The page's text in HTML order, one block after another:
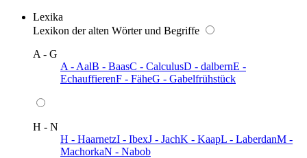
Lexika
Lexikon der alten Wörter und Begriffe
A - G
A - AalB - BaasC - CalculusD - dalbernE -
EchauffierenF - FäheG - Gabelfrühstück
H - N
H - HaarnetzI - IbexJ - JachK - KaapL - LaberdanM -
MachorkaN - Nabob